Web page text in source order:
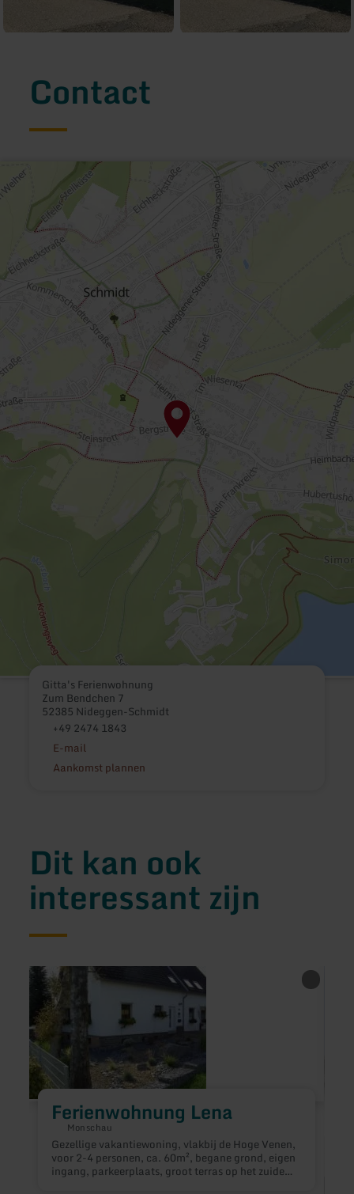
Contact
Gitta's Ferienwohnung
Zum Bendchen 7
52385 Nideggen-Schmidt
+49 2474 1843
E-mail
Aankomst plannen
Dit kan ook
interessant zijn
Ferienwohnung Lena
Monschau
Gezellige vakantiewoning, vlakbij de Hoge Venen,
voor 2-4 personen, ca. 60m², begane grond, eigen
ingang, parkeerplaats, groot terras op het zuiden,
meer
informatie
over:
Ferienwohnung
Lena